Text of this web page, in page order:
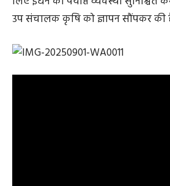
उप संचालक कृषि को ज्ञापन सौंपकर की